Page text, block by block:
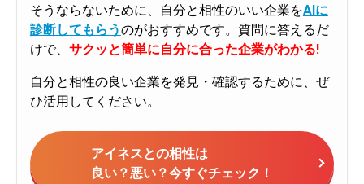
そうならないために、自分と相性のいい企業をAIに
診断してもらうのがおすすめです。質問に答えるだ
けで、 サクッと簡単に自分に合った企業がわかる!
自分と相性の良い企業を発見・確認するために、ぜ
ひ活用してください。
アイネスとの相性は
良い？悪い？今すぐチェック！